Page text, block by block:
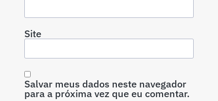
Site
Salvar meus dados neste navegador
para a próxima vez que eu comentar.